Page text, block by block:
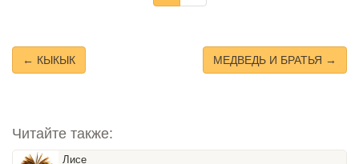
← КЫКЫК МЕДВЕДЬ И БРАТЬЯ →
Читайте также:
Лисе